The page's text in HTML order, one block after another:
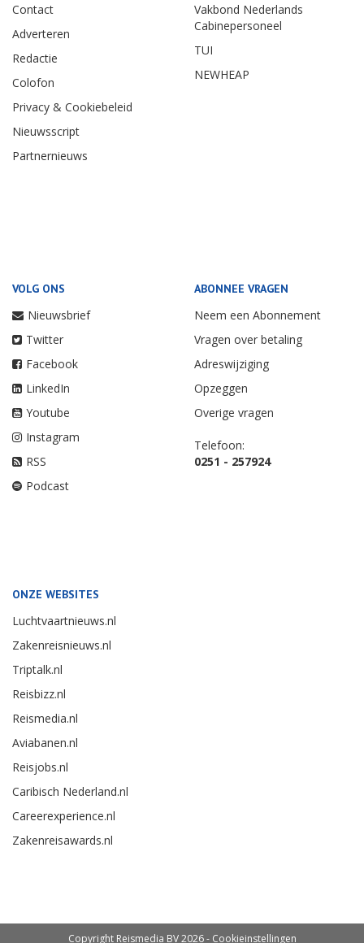
Contact
Adverteren
Redactie
Colofon
Privacy & Cookiebeleid
Nieuwsscript
Partnernieuws
Vakbond Nederlands
Cabinepersoneel
TUI
NEWHEAP
VOLG ONS
Nieuwsbrief
Twitter
Facebook
LinkedIn
Youtube
Instagram
RSS
Podcast
ABONNEE VRAGEN
Neem een Abonnement
Vragen over betaling
Adreswijziging
Opzeggen
Overige vragen
Telefoon:
0251 - 257924
ONZE WEBSITES
Luchtvaartnieuws.nl
Zakenreisnieuws.nl
Triptalk.nl
Reisbizz.nl
Reismedia.nl
Aviabanen.nl
Reisjobs.nl
Caribisch Nederland.nl
Careerexperience.nl
Zakenreisawards.nl
Copyright Reismedia BV 2026 - Cookieinstellingen